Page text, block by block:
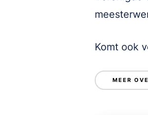
Komt ook
MEER